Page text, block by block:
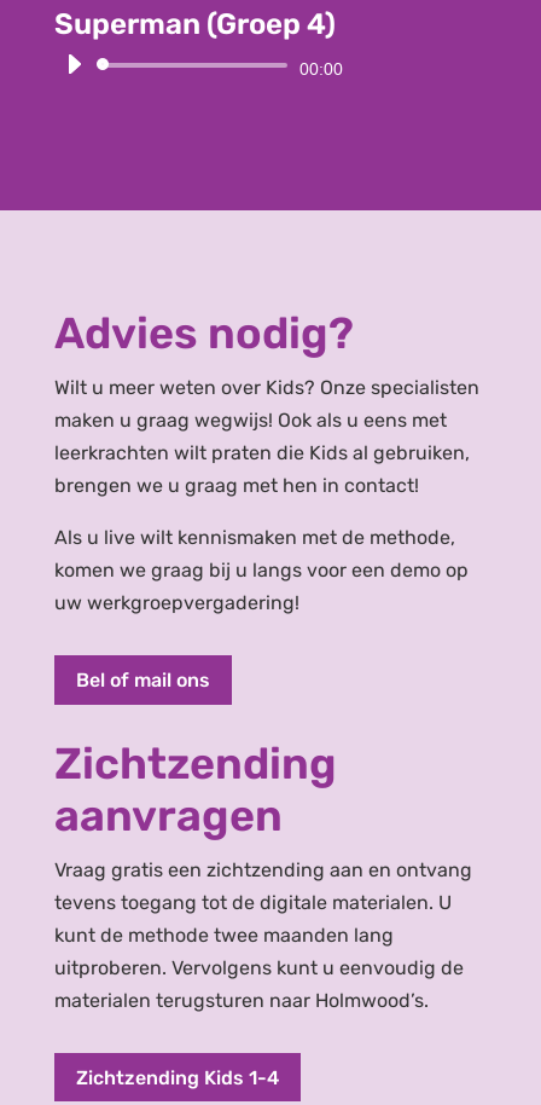
Superman (Groep 4)
Audio
00:00
Advies nodig?
Wilt u meer weten over Kids? Onze specialisten
maken u graag wegwijs! Ook als u eens met
leerkrachten wilt praten die Kids al gebruiken,
brengen we u graag met hen in contact!
Als u live wilt kennismaken met de methode,
komen we graag bij u langs voor een demo op
uw werkgroepvergadering!
Bel of mail ons
Zichtzending
aanvragen
Vraag gratis een zichtzending aan en ontvang
tevens toegang tot de digitale materialen. U
kunt de methode twee maanden lang
uitproberen. Vervolgens kunt u eenvoudig de
materialen terugsturen naar Holmwood’s.
Zichtzending Kids 1-4